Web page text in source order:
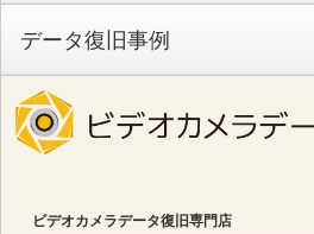
データ復旧事例
ビデオカメラデータ復旧専門店